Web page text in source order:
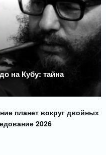
на Кубу: тайна
планет вокруг двойных
2026